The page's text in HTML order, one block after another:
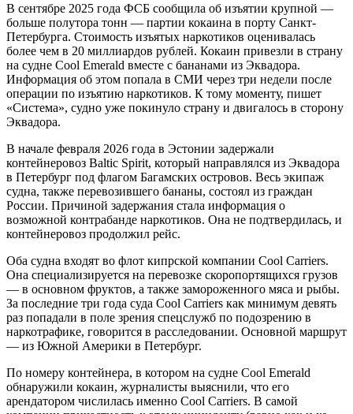
В сентябре 2025 года ФСБ сообщила об изъятии крупной —
больше полутора тонн — партии кокаина в порту Санкт-
Петербурга. Стоимость изъятых наркотиков оценивалась
более чем в 20 миллиардов рублей. Кокаин привезли в страну
на судне Cool Emerald вместе с бананами из Эквадора.
Информация об этом попала в СМИ через три недели после
операции по изъятию наркотиков. К тому моменту, пишет
«Система», судно уже покинуло страну и двигалось в сторону
Эквадора.
В начале февраля 2026 года в Эстонии задержали
контейнеровоз Baltic Spirit, который направлялся из Эквадора
в Петербург под флагом Багамских островов. Весь экипаж
судна, также перевозившего бананы, состоял из граждан
России. Причиной задержания стала информация о
возможной контрабанде наркотиков. Она не подтвердилась, и
контейнеровоз продолжил рейс.
Оба судна входят во флот кипрской компании Cool Carriers.
Она специализируется на перевозке скоропортящихся грузов
— в основном фруктов, а также замороженного мяса и рыбы.
За последние три года суда Cool Carriers как минимум девять
раз попадали в поле зрения спецслужб по подозрению в
наркотрафике, говорится в расследовании. Основной маршрут
— из Южной Америки в Петербург.
По номеру контейнера, в котором на судне Cool Emerald
обнаружили кокаин, журналисты выяснили, что его
арендатором числилась именно Cool Carriers. В самой